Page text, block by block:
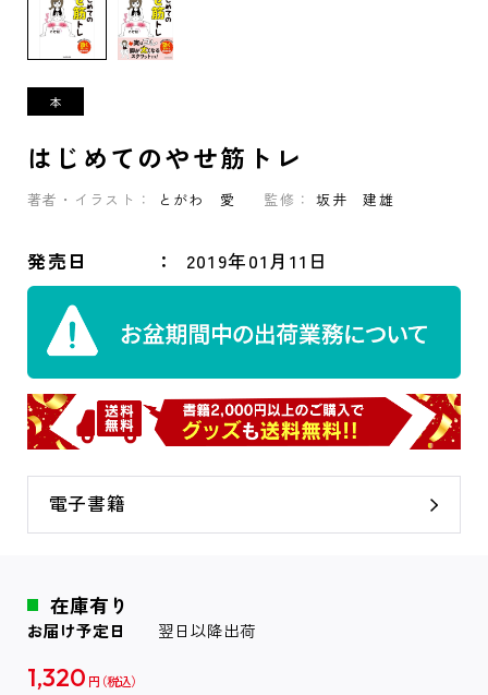
はじめてのやせ筋トレ
著者・イラスト： とがわ 愛 監修： 坂井 建雄
発売日 2019年01月11日
電子書籍
在庫有り
お届け予定日 翌日以降出荷
1,320 円